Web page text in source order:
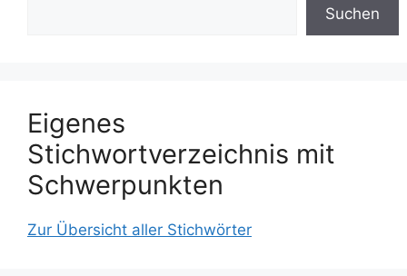
Suchen
Eigenes
Stichwortverzeichnis mit
Schwerpunkten
Zur Übersicht aller Stichwörter